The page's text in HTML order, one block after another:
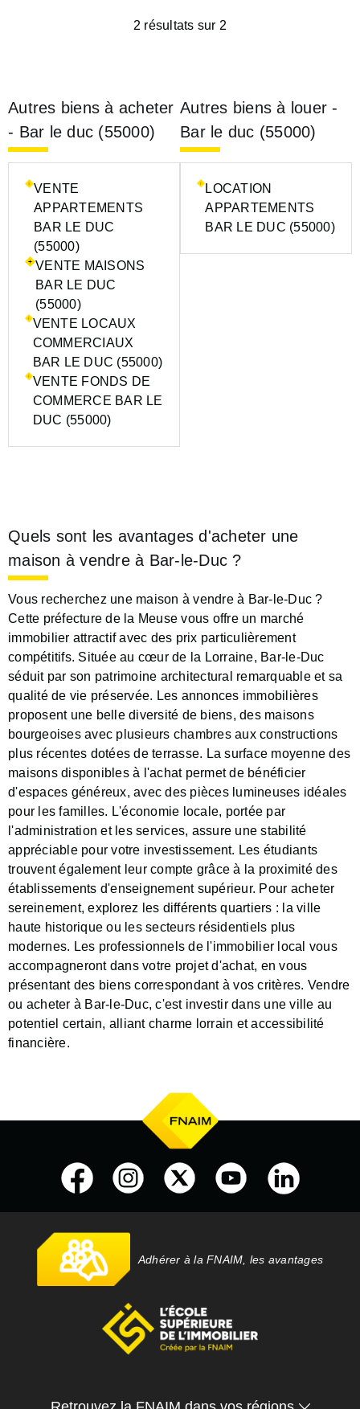
2 résultats sur 2
Autres biens à acheter
- Bar le duc (55000)
VENTE
APPARTEMENTS
BAR LE DUC
(55000)
VENTE MAISONS
BAR LE DUC
(55000)
VENTE LOCAUX
COMMERCIAUX
BAR LE DUC (55000)
VENTE FONDS DE
COMMERCE BAR LE
DUC (55000)
Autres biens à louer -
Bar le duc (55000)
LOCATION
APPARTEMENTS
BAR LE DUC (55000)
Quels sont les avantages d'acheter une
maison à vendre à Bar-le-Duc ?
Vous recherchez une maison à vendre à Bar-le-Duc ?
Cette préfecture de la Meuse vous offre un marché
immobilier attractif avec des prix particulièrement
compétitifs. Située au cœur de la Lorraine, Bar-le-Duc
séduit par son patrimoine architectural remarquable et sa
qualité de vie préservée. Les annonces immobilières
proposent une belle diversité de biens, des maisons
bourgeoises avec plusieurs chambres aux constructions
plus récentes dotées de terrasse. La surface moyenne des
maisons disponibles à l'achat permet de bénéficier
d'espaces généreux, avec des pièces lumineuses idéales
pour les familles. L'économie locale, portée par
l'administration et les services, assure une stabilité
appréciable pour votre investissement. Les étudiants
trouvent également leur compte grâce à la proximité des
établissements d'enseignement supérieur. Pour acheter
sereinement, explorez les différents quartiers : la ville
haute historique ou les secteurs résidentiels plus
modernes. Les professionnels de l'immobilier local vous
accompagneront dans votre projet d'achat, en vous
présentant des biens correspondant à vos critères. Vendre
ou acheter à Bar-le-Duc, c'est investir dans une ville au
potentiel certain, alliant charme lorrain et accessibilité
financière.
Adhérer à la FNAIM, les avantages